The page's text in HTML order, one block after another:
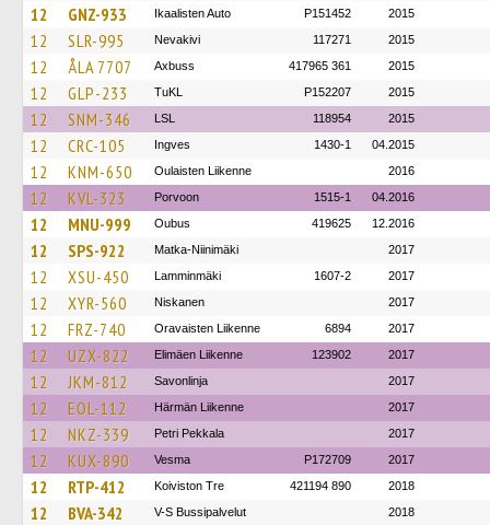
12 GNZ-933 Ikaalisten Auto P151452 2015
12 SLR-995 Nevakivi 117271 2015
12 ÅLA 7707 Axbuss 417965 361 2015
12 GLP-233 TuKL P152207 2015
12 SNM-346 LSL 118954 2015
12 CRC-105 Ingves 1430-1 04.2015
12 KNM-650 Oulaisten Liikenne 2016
12 KVL-323 Porvoon 1515-1 04.2016
12 MNU-999 Oubus 419625 12.2016
12 SPS-922 Matka-Niinimäki 2017
12 XSU-450 Lamminmäki 1607-2 2017
12 XYR-560 Niskanen 2017
12 FRZ-740 Oravaisten Liikenne 6894 2017
12 UZX-822 Elimäen Liikenne 123902 2017
12 JKM-812 Savonlinja 2017
12 EOL-112 Härmän Liikenne 2017
12 NKZ-339 Petri Pekkala 2017
12 KUX-890 Vesma P172709 2017
12 RTP-412 Koiviston Tre 421194 890 2018
12 BVA-342 V-S Bussipalvelut 2018